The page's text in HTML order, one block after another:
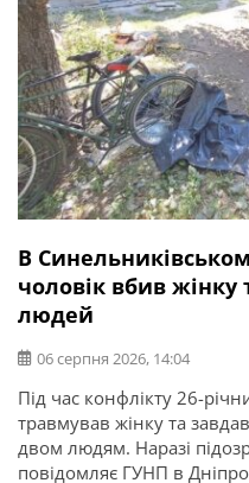
В
чоловік вбив
людей
06 серпня 2026, 14:04
Під час конфлікту 26-
травмував жінку та
двом людям. Наразі
повідомляє ГУНП в